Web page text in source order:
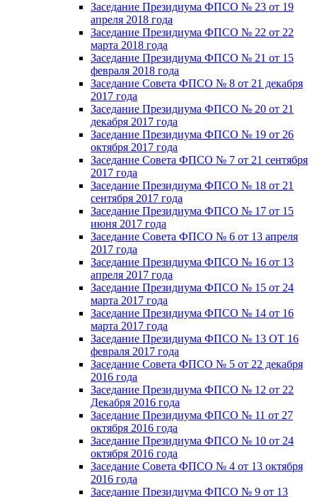
Заседание Президиума ФПСО № 23 от 19
апреля 2018 года
Заседание Президиума ФПСО № 22 от 22
марта 2018 года
Заседание Президиума ФПСО № 21 от 15
февраля 2018 года
Заседание Совета ФПСО № 8 от 21 декабря
2017 года
Заседание Президиума ФПСО № 20 от 21
декабря 2017 года
Заседание Президиума ФПСО № 19 от 26
октября 2017 года
Заседание Совета ФПСО № 7 от 21 сентября
2017 года
Заседание Президиума ФПСО № 18 от 21
сентября 2017 года
Заседание Президиума ФПСО № 17 от 15
июня 2017 года
Заседание Совета ФПСО № 6 от 13 апреля
2017 года
Заседание Президиума ФПСО № 16 от 13
апреля 2017 года
Заседание Президиума ФПСО № 15 от 24
марта 2017 года
Заседание Президиума ФПСО № 14 от 16
марта 2017 года
Заседание Президиума ФПСО № 13 ОТ 16
февраля 2017 года
Заседание Совета ФПСО № 5 от 22 декабря
2016 года
Заседание Президиума ФПСО № 12 от 22
Декабря 2016 года
Заседание Президиума ФПСО № 11 от 27
октября 2016 года
Заседание Президиума ФПСО № 10 от 24
октября 2016 года
Заседание Совета ФПСО № 4 от 13 октября
2016 года
Заседание Президиума ФПСО № 9 от 13